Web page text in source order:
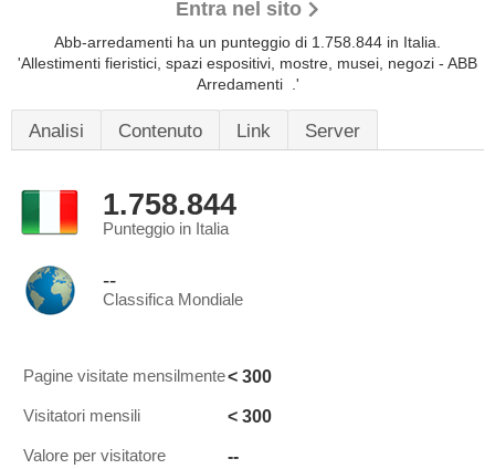
Entra nel sito
Abb-arredamenti ha un punteggio di 1.758.844 in Italia.
'Allestimenti fieristici, spazi espositivi, mostre, musei, negozi - ABB
Arredamenti .'
Analisi Contenuto Link Server
1.758.844
Punteggio in Italia
--
Classifica Mondiale
Pagine visitate mensilmente< 300
Visitatori mensili < 300
Valore per visitatore --